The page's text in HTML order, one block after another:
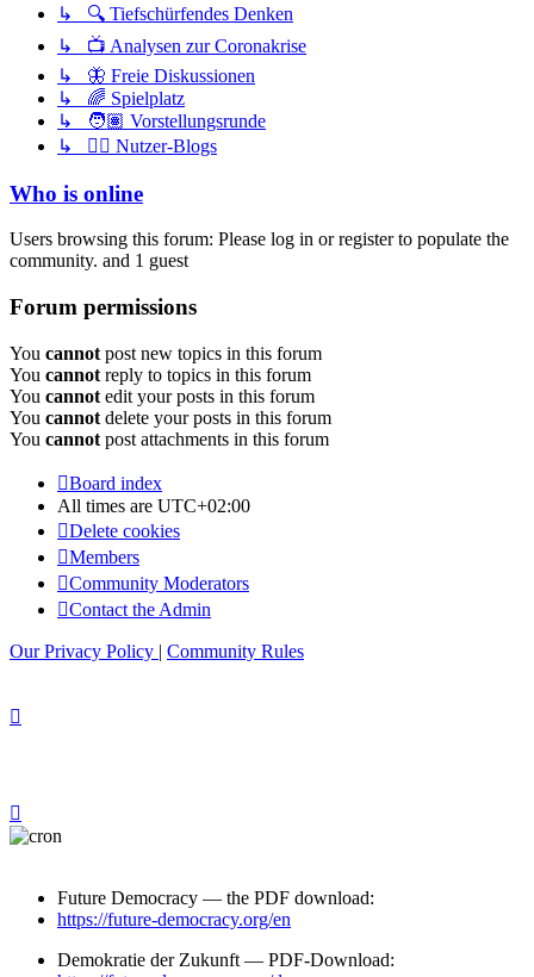
↳ 🔍 Tiefschürfendes Denken
↳ 📺 Analysen zur Coronakrise
↳ 🦋 Freie Diskussionen
↳ 🌈 Spielplatz
↳ 🧑🏽 Vorstellungsrunde
↳ ✍🏽 Nutzer-Blogs
Who is online
Users browsing this forum: Please log in or register to populate the
community. and 1 guest
Forum permissions
You cannot post new topics in this forum
You cannot reply to topics in this forum
You cannot edit your posts in this forum
You cannot delete your posts in this forum
You cannot post attachments in this forum
Board index
All times are UTC+02:00
Delete cookies
Members
Community Moderators
Contact the Admin
Our Privacy Policy | Community Rules
Future Democracy — the PDF download:
https://future-democracy.org/en
Demokratie der Zukunft — PDF-Download: